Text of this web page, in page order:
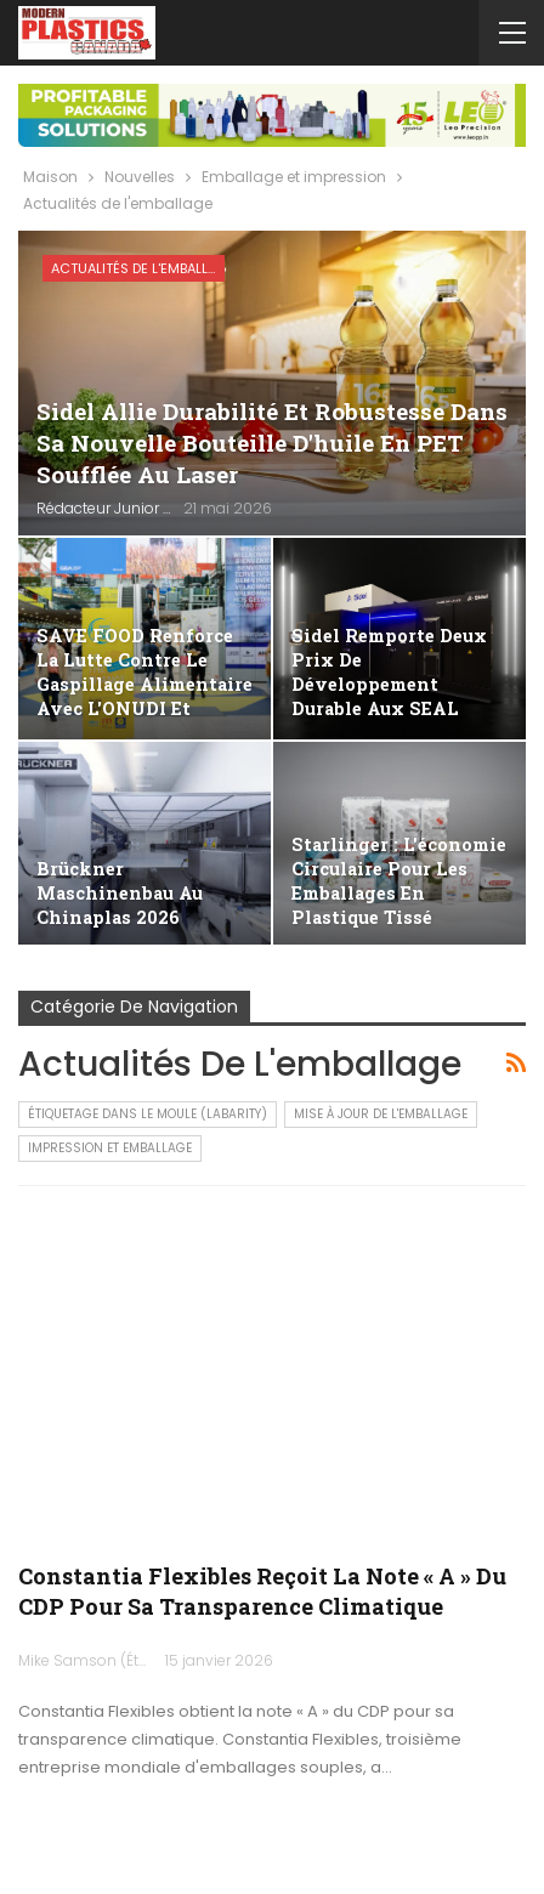
Maison Nouvelles
Emballage et impression
Actualités de l'emballage
ACTUALITÉS DE L'EMBALLAGE
Sidel Allie Durabilité Et Robustesse Dans
Sa Nouvelle Bouteille D'huile En PET
Soufflée Au Laser
Rédacteur Junior 21 mai 2026
SAVE FOOD Renforce
La Lutte Contre Le
Gaspillage Alimentaire
Avec L'ONUDI Et
L'OMS
Sidel Remporte Deux
Prix De
Développement
Durable Aux SEAL
Brückner
Maschinenbau Au
Chinaplas 2026
Starlinger : L'économie
Circulaire Pour Les
Emballages En
Plastique Tissé
Catégorie De Navigation
Actualités De L'emballage
ÉTIQUETAGE DANS LE MOULE (LABARITY)
MISE À JOUR DE L'EMBALLAGE
IMPRESSION ET EMBALLAGE
Constantia Flexibles Reçoit La Note « A » Du
CDP Pour Sa Transparence Climatique
Mike Samson (États-Unis) 15 janvier 2026
Constantia Flexibles obtient la note « A » du CDP pour sa
transparence climatique. Constantia Flexibles, troisième
entreprise mondiale d'emballages souples, a…